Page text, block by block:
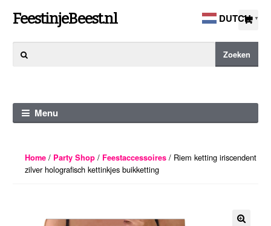
Ga
naar
navigatie
Ga
naar
de
FeestinjeBeest.nl
naar:
Zoeken
Menu
Home/ Party Shop/ Feestaccessoires/ Riem ketting iriscendent
zilver holografisch kettinkjes buikketting
DUTCH ▼